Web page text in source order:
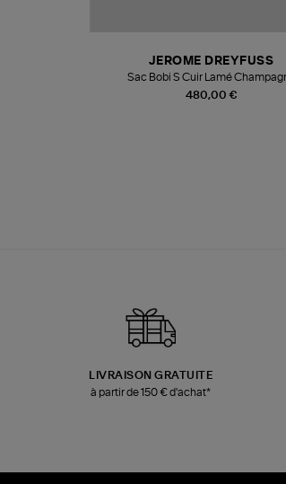
480,00 €
JEROME DREYFUSS
Sac Bobi S Cuir Lamé
LIVRAISON GRATUITE
à partir de 150 € d'achat*